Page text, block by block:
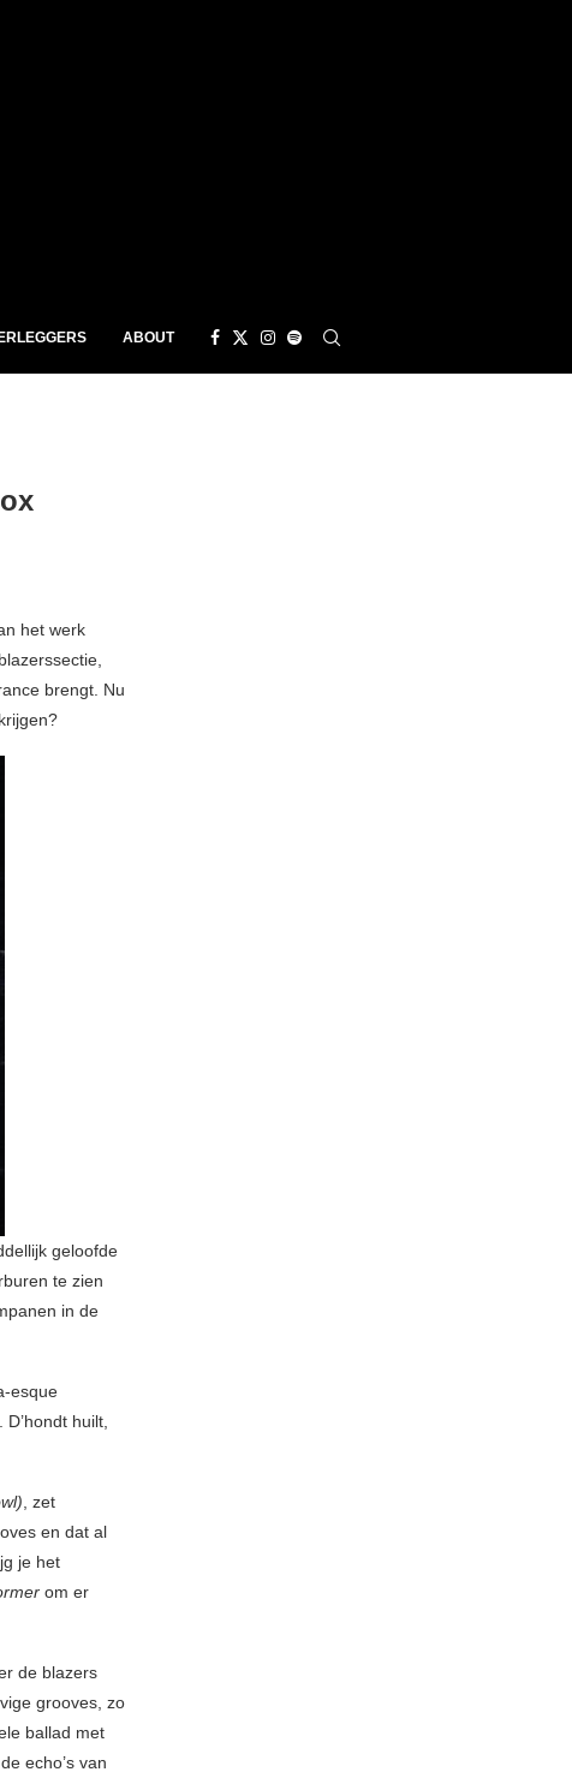
ABOUT
het werk
brengt. Nu
geloofde
te zien
in de
esque
huilt,
, zet
en dat al
je het
om er
de blazers
grooves, zo
ballad met
echo’s van